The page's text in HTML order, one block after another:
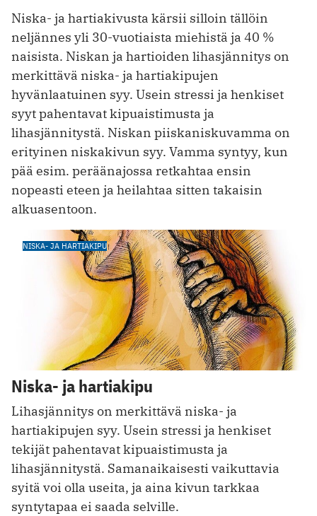
Niska- ja hartiakivusta kärsii silloin tällöin
neljännes yli 30-vuotiaista miehistä ja 40 %
naisista. Niskan ja hartioiden lihasjännitys on
merkittävä niska- ja hartiakipujen
hyvänlaatuinen syy. Usein stressi ja henkiset
syyt pahentavat kipuaistimusta ja
lihasjännitystä. Niskan piiskaniskuvamma on
erityinen niskakivun syy. Vamma syntyy, kun
pää esim. peräänajossa retkahtaa ensin
nopeasti eteen ja heilahtaa sitten takaisin
alkuasentoon.
NISKA- JA HARTIAKIPU
Niska- ja hartiakipu
Lihasjännitys on merkittävä niska- ja
hartiakipujen syy. Usein stressi ja henkiset
tekijät pahentavat kipuaistimusta ja
lihasjännitystä. Samanaikaisesti vaikuttavia
syitä voi olla useita, ja aina kivun tarkkaa
syntytapaa ei saada selville.